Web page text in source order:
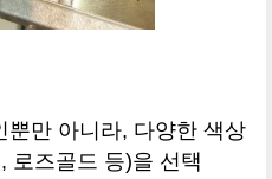
만 아니라, 다양한 색상
로즈골드 등)을 선택